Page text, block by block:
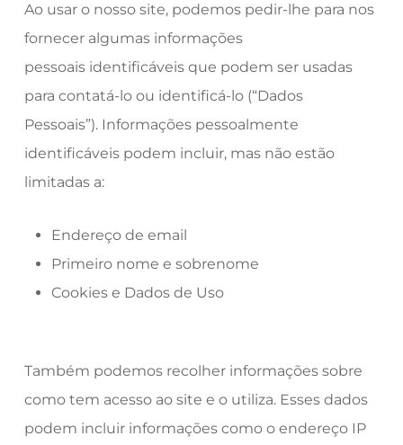
Ao usar o nosso site, podemos pedir-lhe para nos
fornecer algumas informações
pessoais identificáveis que podem ser usadas
para contatá-lo ou identificá-lo (“Dados
Pessoais”). Informações pessoalmente
identificáveis podem incluir, mas não estão
limitadas a:
Endereço de email
Primeiro nome e sobrenome
Cookies e Dados de Uso
Também podemos recolher informações sobre
como tem acesso ao site e o utiliza. Esses dados
podem incluir informações como o endereço IP